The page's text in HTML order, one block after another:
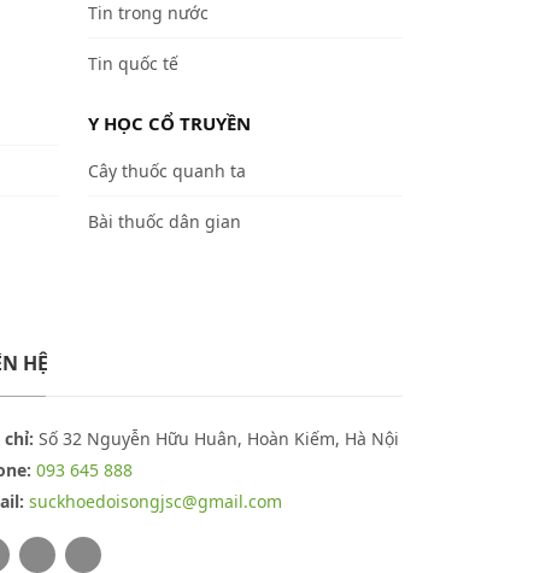
Tin trong nước
Tin quốc tế
Y HỌC CỔ TRUYỀN
Cây thuốc quanh ta
Bài thuốc dân gian
HỆ
Số 32 Nguyễn Hữu Huân, Hoàn Kiếm, Hà Nội
093 645 888
suckhoedoisongjsc@gmail.com